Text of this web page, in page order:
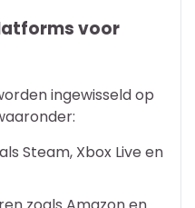
voor
ingewisseld op
Steam, Xbox Live en